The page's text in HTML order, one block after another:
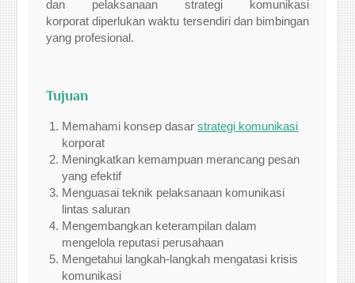
dan pelaksanaan strategi komunikasi
korporat diperlukan waktu tersendiri dan bimbingan
yang profesional.
Tujuan
Memahami konsep dasarstrategi komunikasi
korporat
Meningkatkan kemampuan merancang pesan
yang efektif
Menguasai teknik pelaksanaan komunikasi
lintas saluran
Mengembangkan keterampilan dalam
mengelola reputasi perusahaan
Mengetahui langkah-langkah mengatasi krisis
komunikasi